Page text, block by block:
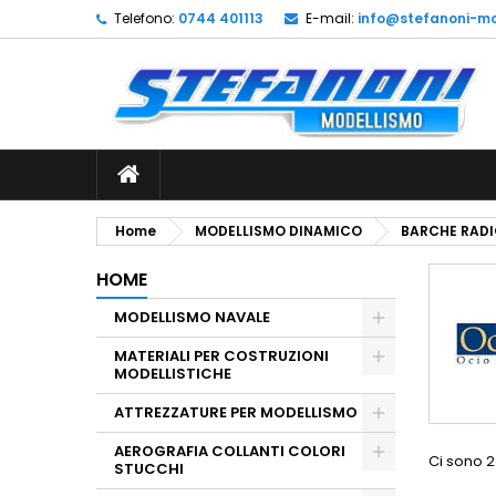
Telefono: 0744 401113 E-mail: info@stefanoni-
Home MODELLISMO DINAMICO BARCHE
HOME
MODELLISMO NAVALE
MATERIALI PER COSTRUZIONI
MODELLISTICHE
ATTREZZATURE PER MODELLISMO
AEROGRAFIA COLLANTI COLORI
STUCCHI
Ci sono